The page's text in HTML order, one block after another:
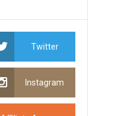
Twitter
Instagram